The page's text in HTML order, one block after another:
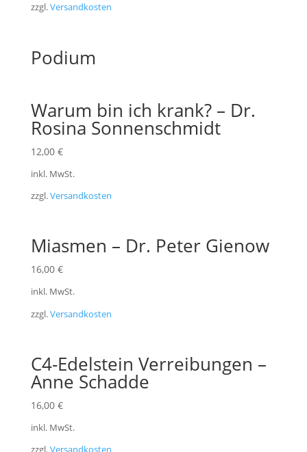
zzgl.Versandkosten
Podium
Warum bin ich krank? – Dr.
Rosina Sonnenschmidt
12,00 €
inkl. MwSt.
zzgl.Versandkosten
Miasmen – Dr. Peter Gienow
16,00 €
inkl. MwSt.
zzgl.Versandkosten
C4-Edelstein Verreibungen –
Anne Schadde
16,00 €
inkl. MwSt.